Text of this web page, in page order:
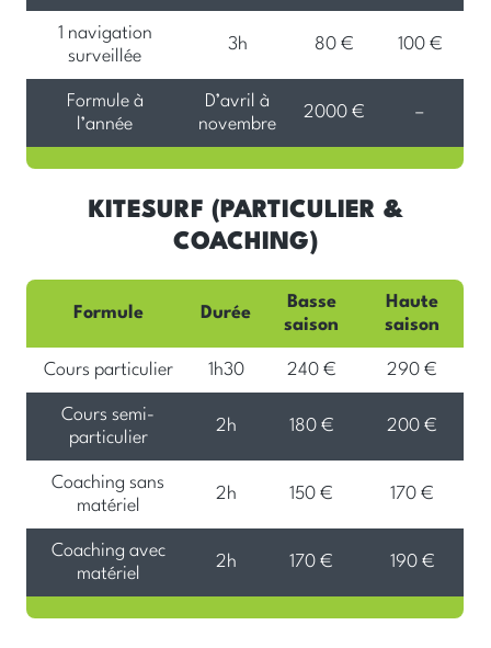
1 navigation
surveillée
3h 80 € 100 €
Formule à
l’année
D’avril à
novembre
2000 € –
KITESURF (PARTICULIER &
COACHING)
Formule Durée
Basse
saison
Haute
saison
Cours particulier 1h30 240 € 290 €
Cours semi-
particulier
2h 180 € 200 €
Coaching sans
matériel
2h 150 € 170 €
Coaching avec
matériel
2h 170 € 190 €